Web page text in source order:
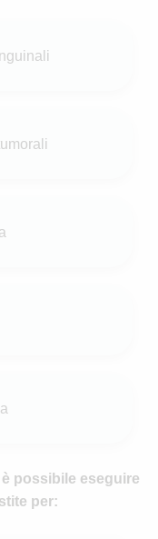
possibile eseguire
per: